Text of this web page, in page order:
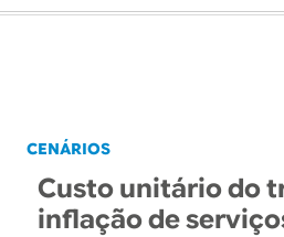
g
o
l
á
CENÁRIOS
Custo unitário do
inflação de